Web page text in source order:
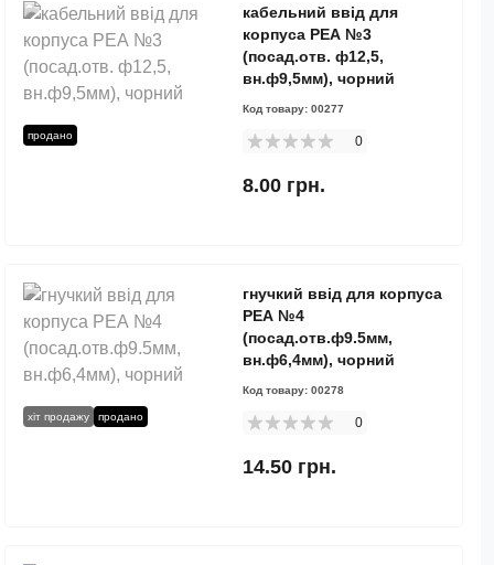
продано
кабельний ввід для
корпуса РЕА №3
(посад.отв. ф12,5,
вн.ф9,5мм), чорний
Код товару: 00277
0
8.00 грн.
хіт продажу продано
гнучкий ввід для корпуса
РЕА №4
(посад.отв.ф9.5мм,
вн.ф6,4мм), чорний
Код товару: 00278
0
14.50 грн.